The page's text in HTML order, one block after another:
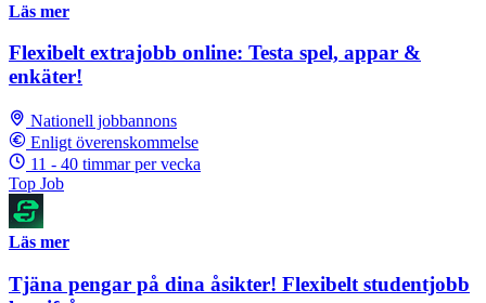
Läs mer
Flexibelt extrajobb online: Testa spel, appar &
enkäter!
Nationell jobbannons
Enligt överenskommelse
11 - 40 timmar per vecka
Top Job
Läs mer
Tjäna pengar på dina åsikter! Flexibelt studentjobb